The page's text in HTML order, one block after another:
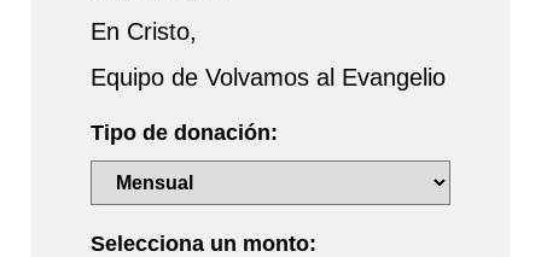
En Cristo,
Equipo de Volvamos al Evangelio
Tipo de donación:
Selecciona un monto: